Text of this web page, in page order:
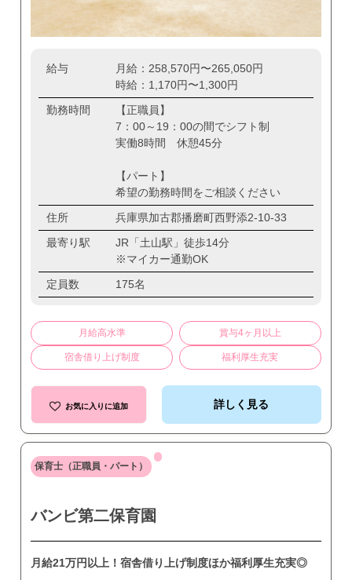
給与
月給：258,570円〜265,050円
時給：1,170円〜1,300円
勤務時間
【正職員】
7：00～19：00の間でシフト制
実働8時間 休憩45分
【パート】
希望の勤務時間をご相談ください
住所
兵庫県加古郡播磨町西野添2-10-33
最寄り駅
JR「土山駅」徒歩14分
※マイカー通勤OK
定員数
175名
月給高水準 賞与4ヶ月以上
宿舎借り上げ制度 福利厚生充実
お気に入りに追加 詳しく見る
保育士（正職員・パート）
バンビ第二保育園
月給21万円以上！宿舎借り上げ制度ほか福利厚生充実◎